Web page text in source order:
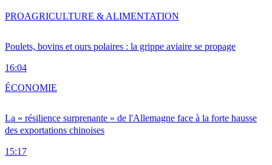
Poulets, bovins et ours polaires : la grippe aviaire se propage
16:04
PROAGRICULTURE & ALIMENTATION
La « résilience surprenante » de l'Allemagne face à la forte hausse
des exportations chinoises
15:17
ÉCONOMIE